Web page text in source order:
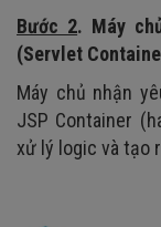
Bước 2. Máy
(Servlet
Máy chủ nhận
JSP Container
xử lý logic và tạo